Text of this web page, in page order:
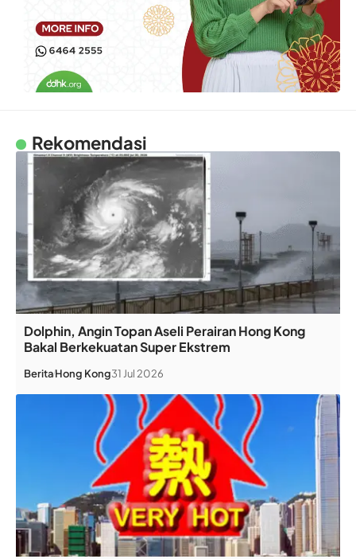
Rekomendasi
Dolphin, Angin Topan Aseli Perairan Hong Kong
Bakal Berkekuatan Super Ekstrem
BeritaHong Kong31 Jul 2026